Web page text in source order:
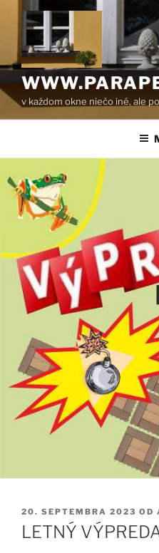
Prejsť
obsah
v každom okne niečo iné, ale
PUBLIKOVANÉ
20. SEPTEMBRA 2023 OD
LETNÝ